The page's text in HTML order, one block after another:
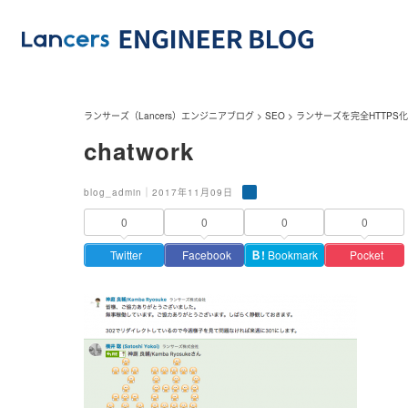
ランサーズ（Lancers）エンジニアブログ > SEO > ランサーズを完全HTTPS
chatwork
blog_admin｜2017年11月09日
0
Twitter
0
Facebook
0
Ｂ! Bookmark
0
Pocket